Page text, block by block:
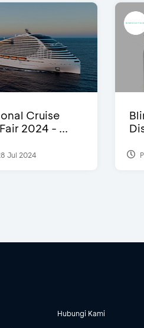
Cruise
2024 - ...
Jul 2024
Hubungi Kami